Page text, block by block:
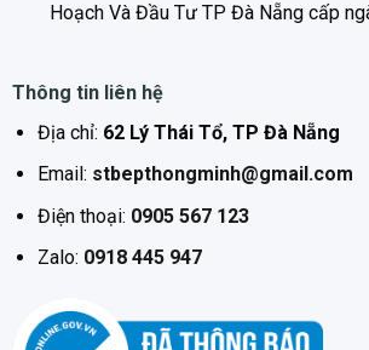
Hoạch Và Đầu Tư TP Đà Nẵng cấp
Thông tin liên hệ
Địa chỉ: 62 Lý Thái Tổ, TP Đà Nẵng
Email: stbepthongminh@gmail.com
Điện thoại: 0905 567 123
Zalo: 0918 445 947